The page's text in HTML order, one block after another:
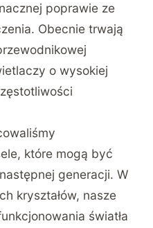
poprawie ze
Obecnie trwają
o wysokiej
które mogą być
generacji. W
kryształów, nasze
światła